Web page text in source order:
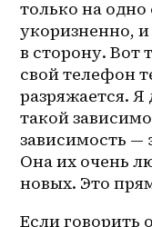
только на
укоризненно,
в сторону. Вот
свой телефон
разряжается. Я
такой
зависимость
Она их очень
новых. Это
Если говорить